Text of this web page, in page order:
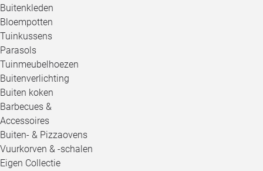
Buitenkleden
Bloempotten
Tuinkussens
Parasols
Tuinmeubelhoezen
Buitenverlichting
Buiten koken
Barbecues &
Accessoires
Buiten- & Pizzaovens
Vuurkorven & -schalen
Eigen Collectie